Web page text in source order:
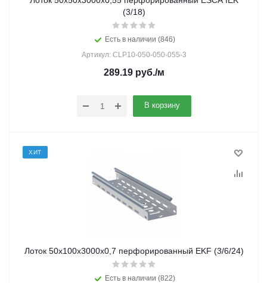
(3/18)
Есть в наличии (846)
Артикул: CLP10-050-050-055-3
289.19 руб./м
В корзину
ХИТ
Лоток 50х100х3000х0,7 перфорированный EKF (3/6/24)
Есть в наличии (822)